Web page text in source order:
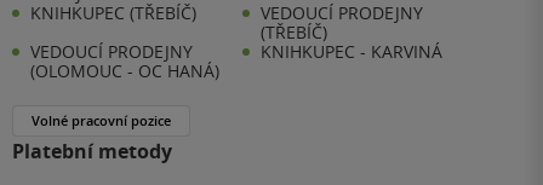
KNIHKUPEC (TŘEBÍČ)
VEDOUCÍ PRODEJNY
(TŘEBÍČ)
VEDOUCÍ PRODEJNY
(OLOMOUC - OC HANÁ)
KNIHKUPEC - KARVINÁ
Volné pracovní pozice
Platební metody